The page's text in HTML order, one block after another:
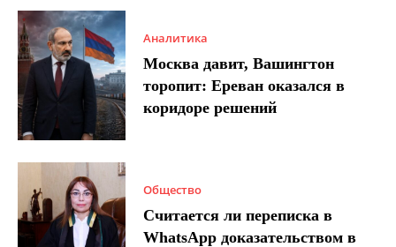
Аналитика
Москва давит, Вашингтон
торопит: Ереван оказался в
коридоре решений
Общество
Считается ли переписка в
WhatsApp доказательством в